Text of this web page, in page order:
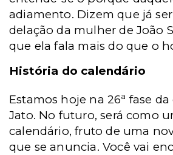
adiamento. Dizem que já
delação da mulher de João
que ela fala mais do que o
História do calendário
Estamos hoje na 26a fase da
Jato. No futuro, será como
calendário, fruto de uma
que se anuncia. Você vai